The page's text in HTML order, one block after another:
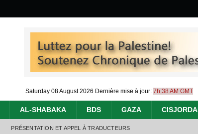
Saturday 08 August 2026 Dernière mise à jour: 7h:38 AM GMT
AL-SHABAKA BDS GAZA
PRÉSENTATION ET APPEL À TRADUCTEURS